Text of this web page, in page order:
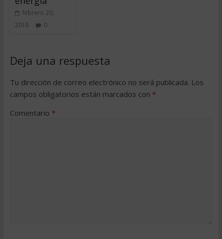
febrero 20,
2018
0
Deja una respuesta
Tu dirección de correo electrónico no será publicada. Los
campos obligatorios están marcados con *
Comentario *